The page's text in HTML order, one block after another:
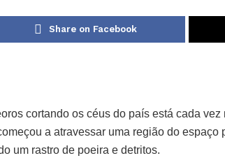
Share on Facebook
cortando os céus do país está cada
a atravessar uma região do espaço
um rastro de poeira e detritos.